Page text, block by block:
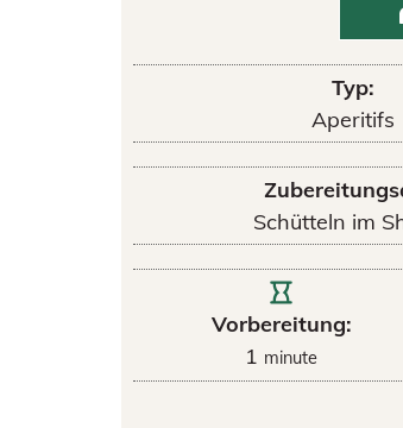
Typ:
Aperitifs
Schütteln im
Vorbereitung:
1 minute